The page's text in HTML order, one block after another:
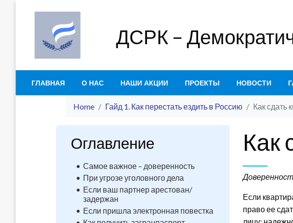
ДСРК –
ГЛАВНАЯ О НАС НАШИ АКЦИИ ПРОЕКТЫ НОВОСТИ
Home Гайд 1. Как перестать ездить в Россию Как сдать
Оглавление
Самое важное – доверенность
При угрозе уголовного дела
Если ваш партнер арестован/
задержан
Если пришла электронная повестка
Как
Если
право ее